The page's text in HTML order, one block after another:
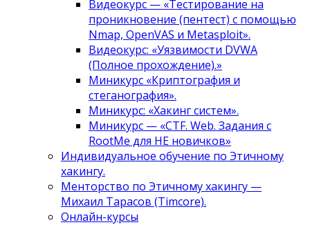
Видеокурс — «Тестирование на
проникновение (пентест) с помощью
Nmap, OpenVAS и Metasploit».
Видеокурс: «Уязвимости DVWA
(Полное прохождение).»
Миникурс «Криптография и
стеганография».
Миникурс: «Хакинг систем».
Миникурс — «CTF. Web. Задания с
RootMe для НЕ новичков»
Индивидуальное обучение по Этичному
хакингу.
Менторство по Этичному хакингу —
Михаил Тарасов (Timcore).
Онлайн-курсы